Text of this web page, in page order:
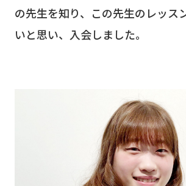
の先生を知り、この先生のレッス
いと思い、入会しました。